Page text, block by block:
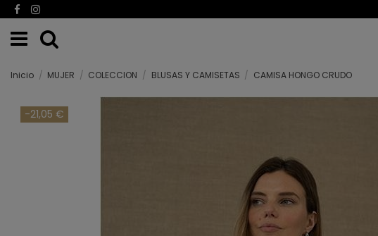
Inicio MUJER COLECCION BLUSAS Y CAMISETAS CAMISA HONGO CRUDO
-21,05 €